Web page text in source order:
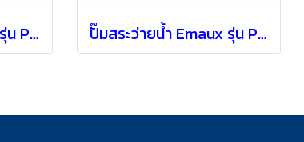
ปั๊มสระว่ายน้ำ Emaux รุ่น Pump SB15 ( 1.5 HP ) ปั๊มสระว่ายน้ำ Emaux รุ่น Pump SB30 ( 3 HP / 3 PH )